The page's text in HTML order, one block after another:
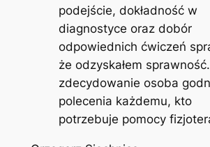
podejście, dokładność w
diagnostyce oraz dobór
odpowiednich ćwiczeń
że odzyskałem
zdecydowanie osoba
polecenia każdemu, kto
potrzebuje pomocy